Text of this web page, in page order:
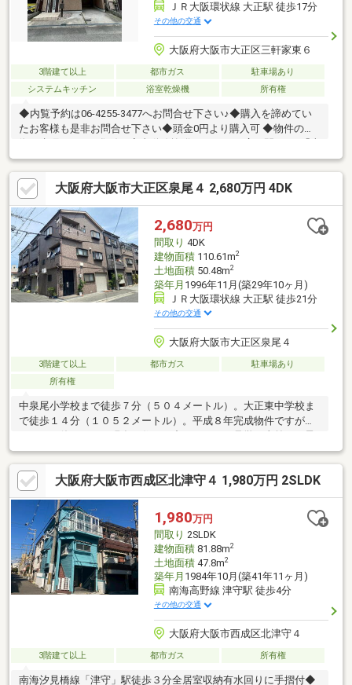
ＪＲ大阪環状線 大正駅 徒歩17分
その他の交通
大阪府大阪市大正区三軒家東６
3階建て以上 都市ガス
駐車場あり
システムキッチン
浴室乾燥機 所有権
◆内覧予約は06-4255-3477へお問合せ下さい♪◆購入を諦めてい
たお客様も是非お問合せ下さい◆頭金0円より購入可 ◆物件の特
海・環状線・大阪メトロ」の３沿線利用可◎通勤通学便利♪・全室
窓あり！◆見るだけ大歓迎◆接客対応品質に自信があり◆夜間早
朝もお気軽にご連絡ください！◆無料送迎可「購入するか分から
ないけど見るだけ見たい」「他社の物件もまとめて見てみたい」
等 ご購入をご検討中のお客様にとって、より良い条件でご購入頂
く為に精一杯サポート致します不動産の事なら何でもお気軽にご
相談下さい！
大阪府大阪市大正区泉尾４ 2,680万円 4DK
2,680万円
間取り 4DK
建物面積110.61m2
土地面積50.48m2
築年月 1996年11月(築29年10ヶ月)
ＪＲ大阪環状線 大正駅 徒歩21分
その他の交通
大阪府大阪市大正区泉尾４
3階建て以上 都市ガス
駐車場あり
所有権
中泉尾小学校まで徒歩７分（５０４メートル）。大正東中学校ま
で徒歩１４分（１０５２メートル）。平成８年完成物件ですがき
れいにお使いです。現在お住まい中のため、ご見学は事前にご予
約が必要ですが可能です。大阪シティバス南泉尾バス停まで徒歩
３分（２０３メートル）、泉尾４丁目バス停まで徒歩６分（４６
６メートル）。大阪府大阪市西成区北津守４ 1,980万円 2SLDK
1,980万円
間取り 2SLDK
建物面積81.88m2
土地面積47.8m2
築年月 1984年10月(築41年11ヶ月)
南海高野線 津守駅 徒歩4分
その他の交通
大阪府大阪市西成区北津守４
3階建て以上 都市ガス 所有権
南海汐見橋線「津守」駅徒歩３分全居室収納有水回りに手摺付◆